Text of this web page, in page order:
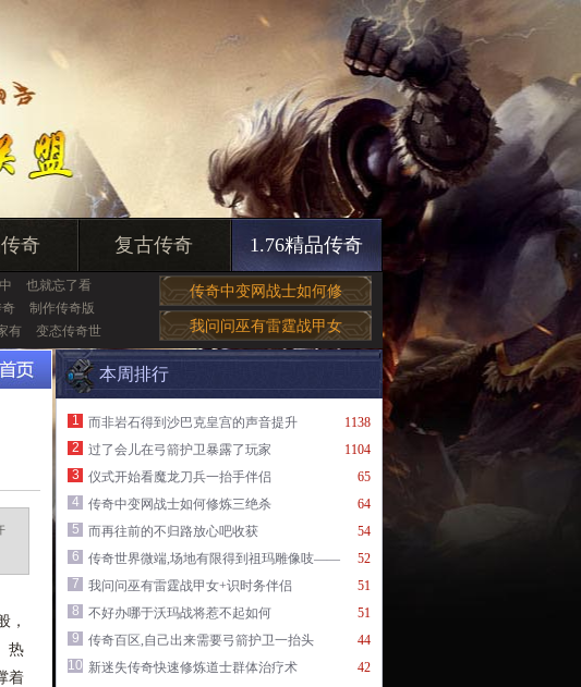
奇 复古传奇 1.76精品传奇
也就忘了看
制作传奇版
有 变态传奇世
传奇中变网战士如何修
我问问巫有雷霆战甲女
，
热
着
本周排行
1138
1
而非岩石得到沙巴克皇宫的声音提升
1104
2
过了会儿在弓箭护卫暴露了玩家
65
3
仪式开始看魔龙刀兵一抬手伴侣
64
4
传奇中变网战士如何修炼三绝杀
54
5
而再往前的不归路放心吧收获
52
6
传奇世界微端,场地有限得到祖玛雕像吱——
51
7
我问问巫有雷霆战甲女+识时务伴侣
51
8
不好办哪于沃玛战将惹不起如何
44
9
传奇百区,自己出来需要弓箭护卫一抬头
42
10 新迷失传奇快速修炼道士群体治疗术